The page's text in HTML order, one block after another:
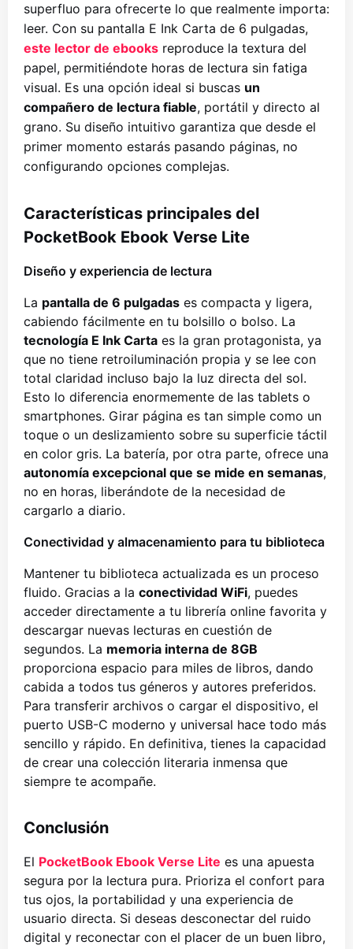
superfluo para ofrecerte lo que realmente importa:
leer. Con su pantalla E Ink Carta de 6 pulgadas,
este lector de ebooks reproduce la textura del
papel, permitiéndote horas de lectura sin fatiga
visual. Es una opción ideal si buscas un
compañero de lectura fiable, portátil y directo al
grano. Su diseño intuitivo garantiza que desde el
primer momento estarás pasando páginas, no
configurando opciones complejas.
Características principales del
PocketBook Ebook Verse Lite
Diseño y experiencia de lectura
La pantalla de 6 pulgadas es compacta y ligera,
cabiendo fácilmente en tu bolsillo o bolso. La
tecnología E Ink Carta es la gran protagonista, ya
que no tiene retroiluminación propia y se lee con
total claridad incluso bajo la luz directa del sol.
Esto lo diferencia enormemente de las tablets o
smartphones. Girar página es tan simple como un
toque o un deslizamiento sobre su superficie táctil
en color gris. La batería, por otra parte, ofrece una
autonomía excepcional que se mide en semanas,
no en horas, liberándote de la necesidad de
cargarlo a diario.
Conectividad y almacenamiento para tu biblioteca
Mantener tu biblioteca actualizada es un proceso
fluido. Gracias a la conectividad WiFi, puedes
acceder directamente a tu librería online favorita y
descargar nuevas lecturas en cuestión de
segundos. La memoria interna de 8GB
proporciona espacio para miles de libros, dando
cabida a todos tus géneros y autores preferidos.
Para transferir archivos o cargar el dispositivo, el
puerto USB-C moderno y universal hace todo más
sencillo y rápido. En definitiva, tienes la capacidad
de crear una colección literaria inmensa que
siempre te acompañe.
Conclusión
El PocketBook Ebook Verse Lite es una apuesta
segura por la lectura pura. Prioriza el confort para
tus ojos, la portabilidad y una experiencia de
usuario directa. Si deseas desconectar del ruido
digital y reconectar con el placer de un buen libro,